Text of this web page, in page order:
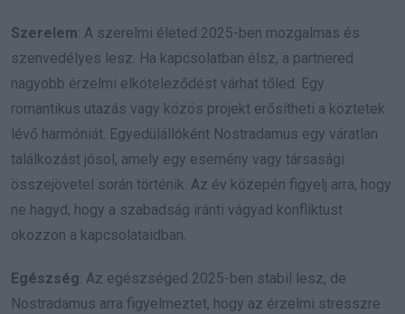
Szerelem: A szerelmi életed 2025-ben mozgalmas és
szenvedélyes lesz. Ha kapcsolatban élsz, a partnered
nagyobb érzelmi elköteleződést várhat tőled. Egy
romantikus utazás vagy közös projekt erősítheti a köztetek
lévő harmóniát. Egyedülállóként Nostradamus egy váratlan
találkozást jósol, amely egy esemény vagy társasági
összejövetel során történik. Az év közepén figyelj arra, hogy
ne hagyd, hogy a szabadság iránti vágyad konfliktust
okozzon a kapcsolataidban.
Egészség: Az egészséged 2025-ben stabil lesz, de
Nostradamus arra figyelmeztet, hogy az érzelmi stresszre